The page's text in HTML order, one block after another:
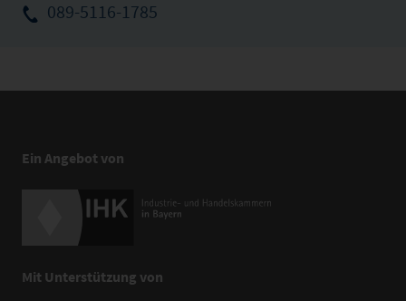
089-5116-1785
Ein Angebot von
Mit Unterstützung von